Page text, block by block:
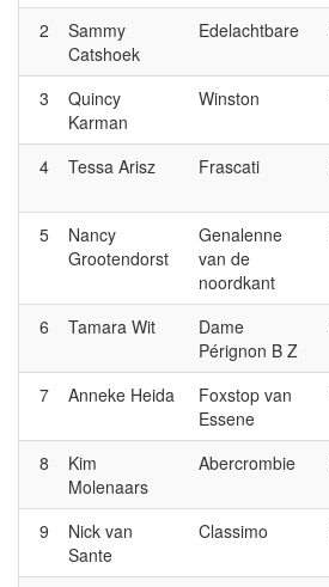
2
Sammy
Catshoek
Edelachtbare
3
Quincy
Karman
Winston
4
Tessa Arisz Frascati
5
Nancy
Grootendorst
Genalenne
van de
noordkant
6 Tamara Wit
Dame
Pérignon B Z
7 Anneke Heida
Foxstop van
Essene
8
Kim
Molenaars
Abercrombie
9
Nick van
Sante
Classimo